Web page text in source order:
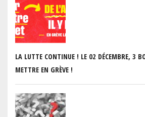
LA LUTTE CONTINUE ! LE 02 DÉCEMBRE, 3
METTRE EN GRÈVE !